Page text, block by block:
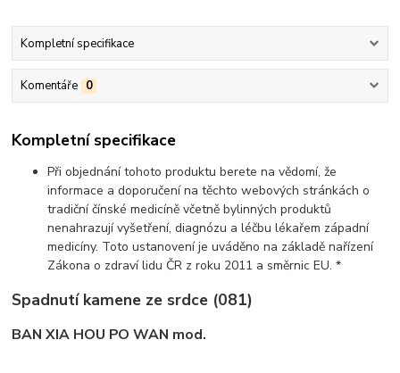
Kompletní specifikace
Komentáře 0
Kompletní specifikace
Při objednání tohoto produktu berete na vědomí, že
informace a doporučení na těchto webových stránkách o
tradiční čínské medicíně včetně bylinných produktů
nenahrazují vyšetření, diagnózu a léčbu lékařem západní
medicíny. Toto ustanovení je uváděno na základě nařízení
Zákona o zdraví lidu ČR z roku 2011 a směrnic EU. *
Spadnutí kamene ze srdce (081)
BAN XIA HOU PO WAN mod.